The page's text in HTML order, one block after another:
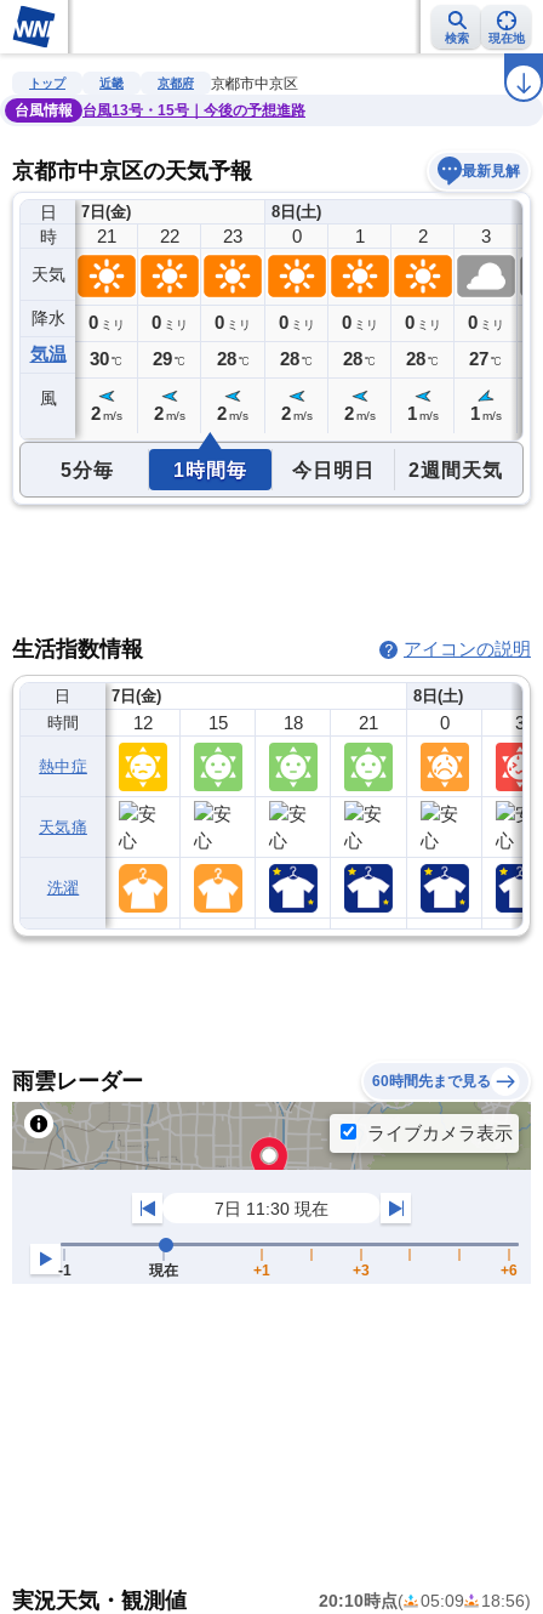
検索 現在地
雨雲レーダー 台風情報 地震情報 ラ
トップ 近畿 京都府
京都市中京区
台風情報
台風13号・15号｜今後の予想進路
京都市中京区の天気予報 最新見解
日
時
天気
降水
気温
風
7日(金)
20
0ミリ
30℃
21
0 ミリ
30℃
2 m/s
22
0 ミリ
29℃
2 m/s
23
0 ミリ
28 ℃
2m/s
8日(土)
0
0 ミリ
28℃
2 m/s
1
0 ミリ
28℃
2 m/s
2
0 ミリ
28℃
1 m/s
3
0 ミリ
27℃
1 m/s
5分毎 1時間毎 今日明日 2週間天気
生活指数情報 アイコンの説明
日
時間
熱中症
天気痛
洗濯
7日(金)
12 15 18 21
8日(土)
0 3
雨雲レーダー 60時間先まで見る
実況天気・観測値 20:10時点( 05:09 18:56)